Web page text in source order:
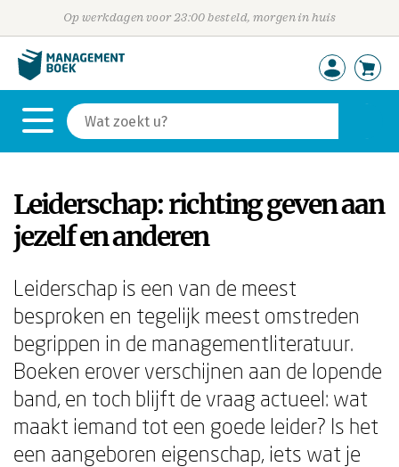
Op werkdagen voor 23:00 besteld, morgen in huis
Leiderschap: richting geven aan
jezelf en anderen
Leiderschap is een van de meest
besproken en tegelijk meest omstreden
begrippen in de managementliteratuur.
Boeken erover verschijnen aan de lopende
band, en toch blijft de vraag actueel: wat
maakt iemand tot een goede leider? Is het
een aangeboren eigenschap, iets wat je